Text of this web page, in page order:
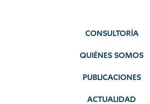
CONSULTORÍA
QUIÉNES SOMOS
PUBLICACIONES
ACTUALIDAD